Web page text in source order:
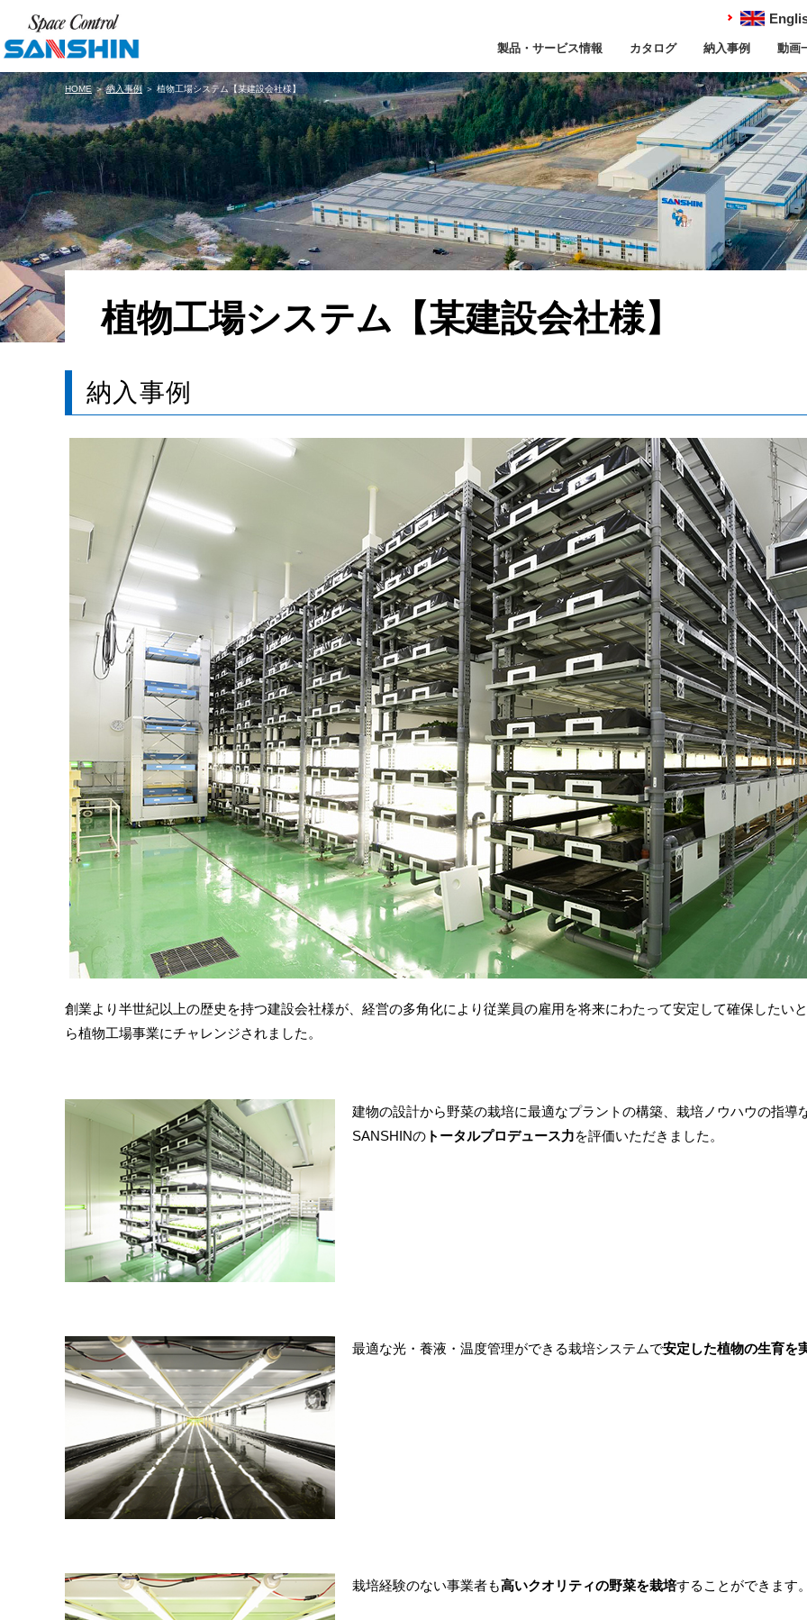
製品・サービス情報 カタログ 納入事例 動画
HOME＞納入事例＞ 植物工場システム【某建設会社様】
植物工場システム【某建設会社様】
納入事例
創業より半世紀以上の歴史を持つ建設会社様が、経営の多角化により従業員の雇用を将来にわたって安定して確保したい
ら植物工場事業にチャレンジされました。
建物の設計から野菜の栽培に最適なプラントの構築、栽培ノウハウの指導
SANSHINのトータルプロデュース力を評価いただきました。
最適な光・養液・温度管理ができる栽培システムで安定した植物の生育を
栽培経験のない事業者も高いクオリティの野菜を栽培することができます。